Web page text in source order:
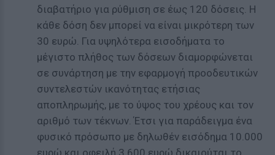
διαβατήριο για ρύθμιση σε έως 120 δόσεις. Η
κάθε δόση δεν μπορεί να είναι μικρότερη των
30 ευρώ. Για υψηλότερα εισοδήματα το
μέγιστο πλήθος των δόσεων διαμορφώνεται
σε συνάρτηση με την εφαρμογή προοδευτικών
συντελεστών ικανότητας ετήσιας
αποπληρωμής, με το ύψος του χρέους και τον
αριθμό των τέκνων. Έτσι για παράδειγμα ένα
φυσικό πρόσωπο με δηλωθέν εισόδημα 10.000
ευρώ και οφειλή 3.600 ευρώ δικαιούται το